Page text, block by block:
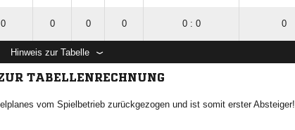
0 0 0 0 0 : 0 0
Hinweis zur Tabelle
TABELLENRECHNUNG
vom Spielbetrieb zurückgezogen und ist somit erster Absteiger!